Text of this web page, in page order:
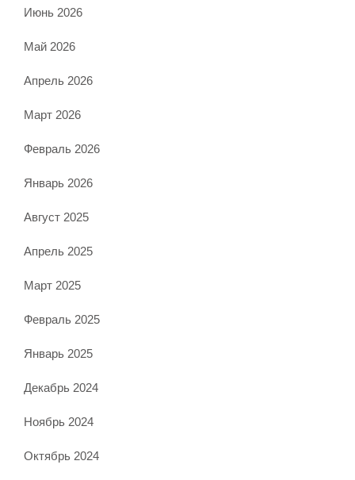
Июнь 2026
Май 2026
Апрель 2026
Март 2026
Февраль 2026
Январь 2026
Август 2025
Апрель 2025
Март 2025
Февраль 2025
Январь 2025
Декабрь 2024
Ноябрь 2024
Октябрь 2024